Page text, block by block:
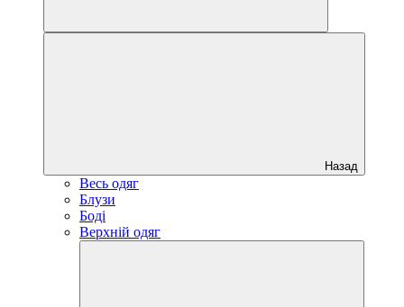
Назад
Весь одяг
Блузи
Боді
Верхній одяг